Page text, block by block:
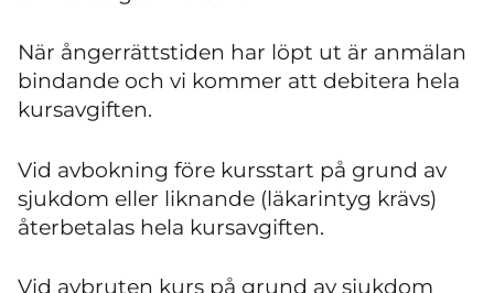
När ångerrättstiden har löpt ut är anmälan
bindande och vi kommer att debitera hela
kursavgiften.
Vid avbokning före kursstart på grund av
sjukdom eller liknande (läkarintyg krävs)
återbetalas hela kursavgiften.
Vid avbruten kurs på grund av sjukdom